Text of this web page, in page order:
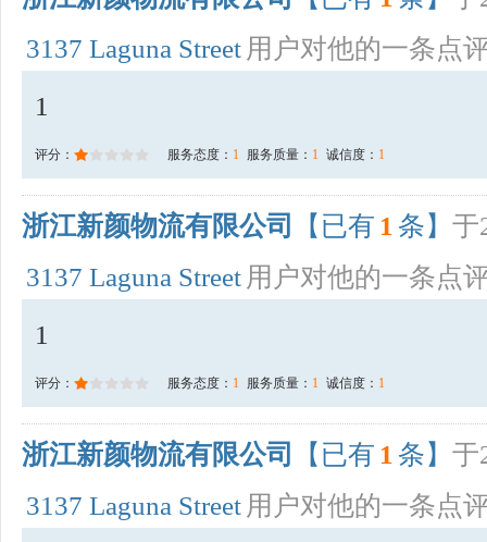
3137 Laguna Street 用户对他的一条点
1
评分： 服务态度： 1 服务质量： 1 诚信度： 1
浙江新颜物流有限公司 【已有 1 条】 于
3137 Laguna Street 用户对他的一条点
1
评分： 服务态度： 1 服务质量： 1 诚信度： 1
浙江新颜物流有限公司 【已有 1 条】 于
3137 Laguna Street 用户对他的一条点